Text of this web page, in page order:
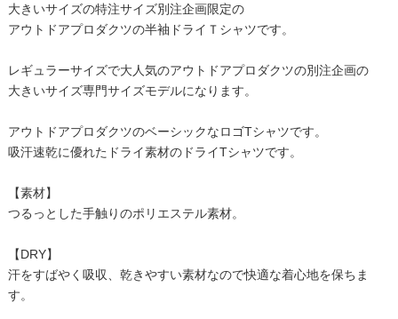
大きいサイズの特注サイズ別注企画限定の
アウトドアプロダクツの半袖ドライＴシャツです。
レギュラーサイズで大人気のアウトドアプロダクツの別注企画の
大きいサイズ専門サイズモデルになります。
アウトドアプロダクツのベーシックなロゴTシャツです。
吸汗速乾に優れたドライ素材のドライTシャツです。
【素材】
つるっとした手触りのポリエステル素材。
【DRY】
汗をすばやく吸収、乾きやすい素材なので快適な着心地を保ちま
す。